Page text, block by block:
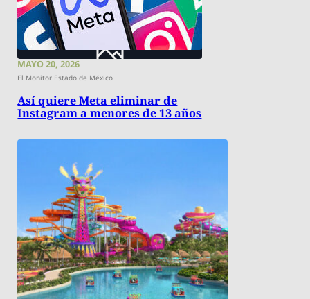
MAYO 20, 2026
El Monitor Estado de México
Así quiere Meta eliminar de
Instagram a menores de 13 años